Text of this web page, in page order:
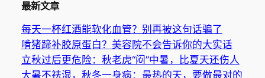
最新文章
每天一杯红酒能软化血管？别再被这句话骗了
啃猪蹄补胶原蛋白？美容院不会告诉你的大实话
立秋过后更危险：秋老虎“闷”中暑，比夏天还伤人
大暑不祛湿，秋冬一身病：最热的天，要做最对的